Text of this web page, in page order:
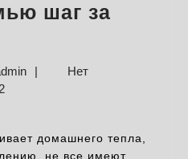
шаг за
admin
|
Нет
домашнего тепла,
не все имеют